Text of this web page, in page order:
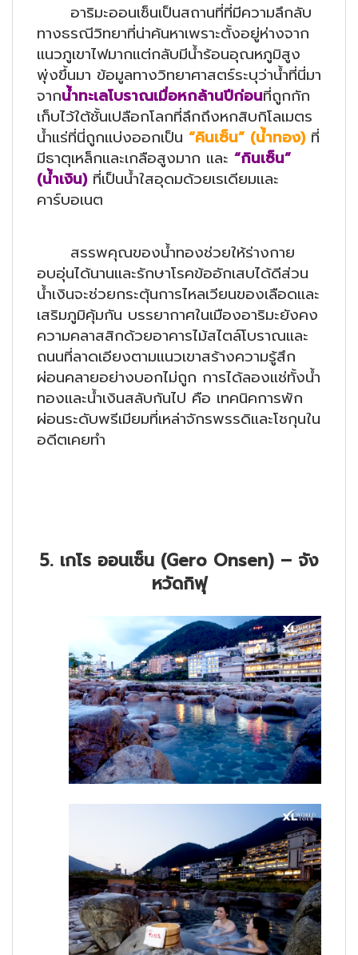
อาริมะออนเซ็นเป็นสถานที่ที่มีความลึกลับ
ทางธรณีวิทยาที่น่าค้นหาเพราะตั้งอยู่ห่างจาก
แนวภูเขาไฟมากแต่กลับมีน้ำร้อนอุณหภูมิสูง
พุ่งขึ้นมา ข้อมูลทางวิทยาศาสตร์ระบุว่าน้ำที่นี่มา
จากน้ำทะเลโบราณเมื่อหกล้านปีก่อนที่ถูกกัก
เก็บไว้ใต้ชั้นเปลือกโลกที่ลึกถึงหกสิบกิโลเมตร
น้ำแร่ที่นี่ถูกแบ่งออกเป็น “คินเซ็น” (น้ำทอง)ที่
มีธาตุเหล็กและเกลือสูงมาก และ “กินเซ็น”
(น้ำเงิน) ที่เป็นน้ำใสอุดมด้วยเรเดียมและ
คาร์บอเนต
สรรพคุณของน้ำทองช่วยให้ร่างกาย
อบอุ่นได้นานและรักษาโรคข้ออักเสบได้ดีส่วน
น้ำเงินจะช่วยกระตุ้นการไหลเวียนของเลือดและ
เสริมภูมิคุ้มกัน บรรยากาศในเมืองอาริมะยังคง
ความคลาสสิกด้วยอาคารไม้สไตล์โบราณและ
ถนนที่ลาดเอียงตามแนวเขาสร้างความรู้สึก
ผ่อนคลายอย่างบอกไม่ถูก การได้ลองแช่ทั้งน้ำ
ทองและน้ำเงินสลับกันไป คือ เทคนิคการพัก
ผ่อนระดับพรีเมียมที่เหล่าจักรพรรดิและโชกุนใน
อดีตเคยทำ
5. เกโร ออนเซ็น (Gero Onsen) – จัง
หวัดกิฟุ